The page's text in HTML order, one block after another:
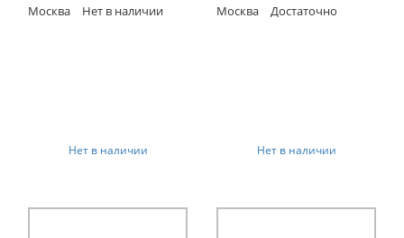
Москва
Нет в наличии
Нет в наличии
Москва
Достаточно
Нет в наличии